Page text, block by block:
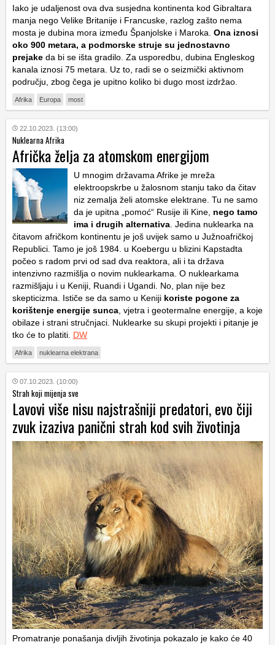
Iako je udaljenost ova dva susjedna kontinenta kod Gibraltara
manja nego Velike Britanije i Francuske, razlog zašto nema
mosta je dubina mora između Španjolske i Maroka. Ona iznosi
oko 900 metara, a podmorske struje su jednostavno
prejake da bi se išta gradilo. Za usporedbu, dubina Engleskog
kanala iznosi 75 metara. Uz to, radi se o seizmički aktivnom
području, zbog čega je upitno koliko bi dugo most izdržao.
Afrika Europa most
22.10.2023. (13:00)
Nuklearna Afrika
Afrička želja za atomskom energijom
U mnogim državama Afrike je mreža
elektroopskrbe u žalosnom stanju tako da čitav
niz zemalja želi atomske elektrane. Tu ne samo
da je upitna „pomoć“ Rusije ili Kine, nego tamo
ima i drugih alternativa . Jedina nuklearka na
čitavom afričkom kontinentu je još uvijek samo u Južnoafričkoj
Republici. Tamo je još 1984. u Koebergu u blizini Kapstadta
počeo s radom prvi od sad dva reaktora, ali i ta država
intenzivno razmišlja o novim nuklearkama. O nuklearkama
razmišljaju i u Keniji, Ruandi i Ugandi. No, plan nije bez
skepticizma. Ističe se da samo u Keniji koriste pogone za
korištenje energije sunca , vjetra i geotermalne energije, a koje
obilaze i strani stručnjaci. Nuklearke su skupi projekti i pitanje je
tko će to platiti. DW
Afrika nuklearna elektrana
07.10.2023. (10:00)
Strah koji mijenja sve
Lavovi više nisu najstrašniji predatori, evo čiji
zvuk izaziva panični strah kod svih životinja
Promatranje ponašanja divljih životinja pokazalo je kako će 40